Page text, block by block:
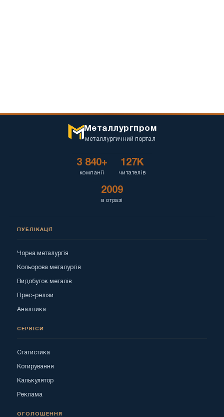
Металлургпром
металлургичний портал
3 840+
компанії
127K
читателів
2009
в отразі
ПУБЛІКАЦІЇ
Чорна металургія
Кольорова металургія
Видобуток металів
Прес-релізи
Аналітика
СЕРВІСИ
Статистика
Котирування
Калькулятор
Реклама
ОГОЛОШЕННЯ